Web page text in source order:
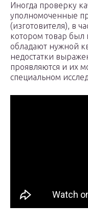
Иногда проверку
уполномоченные
(изготовителя), в
котором товар
обладают нужной
недостатки
проявляются и их
специальном